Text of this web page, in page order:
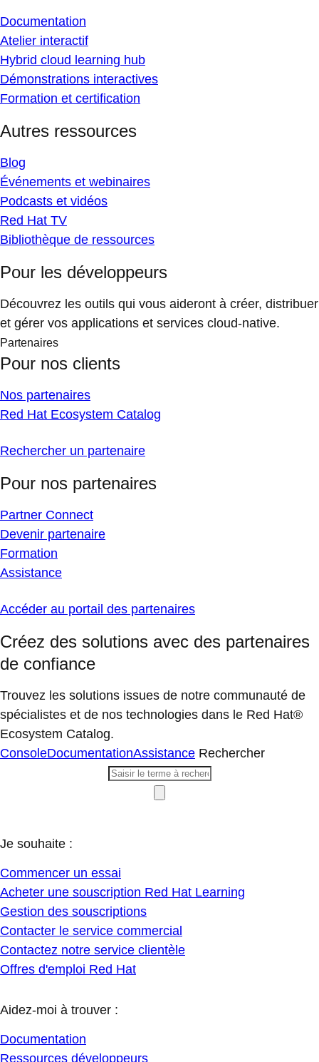
Documentation
Atelier interactif
Hybrid cloud learning hub
Démonstrations interactives
Formation et certification
Autres ressources
Blog
Événements et webinaires
Podcasts et vidéos
Red Hat TV
Bibliothèque de ressources
Pour les développeurs
Découvrez les outils qui vous aideront à créer, distribuer
et gérer vos applications et services cloud-native.
Partenaires
Pour nos clients
Nos partenaires
Red Hat Ecosystem Catalog
Rechercher un partenaire
Pour nos partenaires
Partner Connect
Devenir partenaire
Formation
Assistance
Accéder au portail des partenaires
Créez des solutions avec des partenaires
de confiance
Trouvez les solutions issues de notre communauté de
spécialistes et de nos technologies dans le Red Hat®
Ecosystem Catalog.
ConsoleDocumentationAssistance Rechercher
Je souhaite :
Commencer un essai
Acheter une souscription Red Hat Learning
Gestion des souscriptions
Contacter le service commercial
Contactez notre service clientèle
Offres d'emploi Red Hat
Aidez-moi à trouver :
Documentation
Ressources développeurs